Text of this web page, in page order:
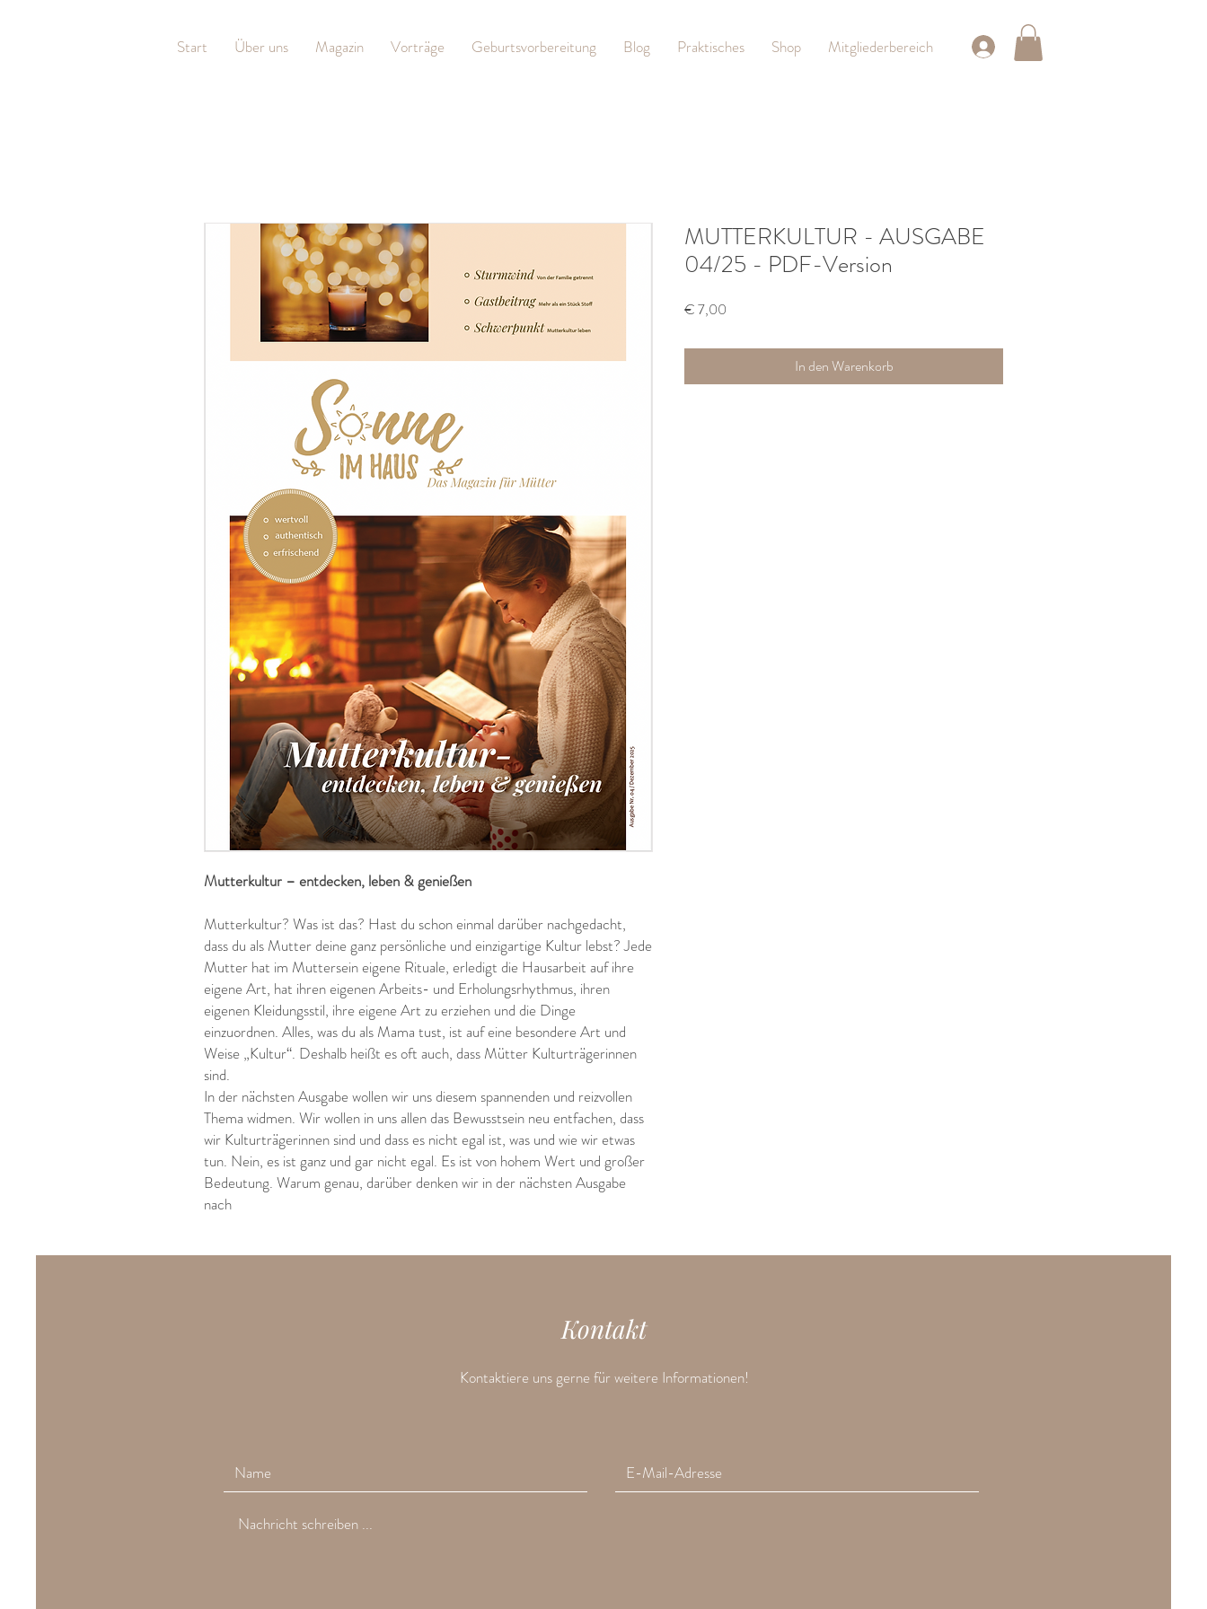
Start Über uns Magazin Vorträge Geburtsvorbereitung Blog Praktisches Shop Mitgliederbereich
Mutterkultur – entdecken, leben & genießen
Mutterkultur? Was ist das? Hast du schon einmal darüber nachgedacht,
dass du als Mutter deine ganz persönliche und einzigartige Kultur lebst? Jede
Mutter hat im Muttersein eigene Rituale, erledigt die Hausarbeit auf ihre
eigene Art, hat ihren eigenen Arbeits- und Erholungsrhythmus, ihren
eigenen Kleidungsstil, ihre eigene Art zu erziehen und die Dinge
einzuordnen. Alles, was du als Mama tust, ist auf eine besondere Art und
Weise „Kultur“. Deshalb heißt es oft auch, dass Mütter Kulturträgerinnen
sind.
In der nächsten Ausgabe wollen wir uns diesem spannenden und reizvollen
Thema widmen. Wir wollen in uns allen das Bewusstsein neu entfachen, dass
wir Kulturträgerinnen sind und dass es nicht egal ist, was und wie wir etwas
tun. Nein, es ist ganz und gar nicht egal. Es ist von hohem Wert und großer
Bedeutung. Warum genau, darüber denken wir in der nächsten Ausgabe
nach
MUTTERKULTUR - AUSGABE
04/25 - PDF-Version
€ 7,00
In den Warenkorb
Kontakt
Kontaktiere uns gerne für weitere Informationen!